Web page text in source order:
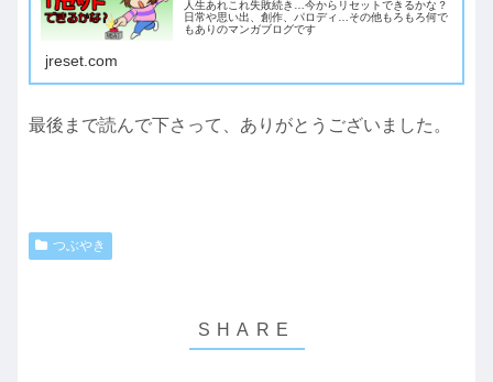
人生あれこれ失敗続き…今からリセットできるかな？
日常や思い出、創作、パロディ…その他もろもろ何で
もありのマンガブログです
jreset.com
最後まで読んで下さって、ありがとうございました。
つぶやき